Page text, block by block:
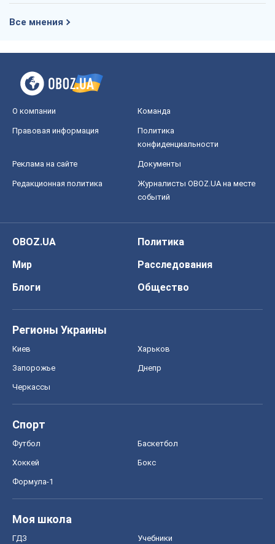
Все мнения
О компании Команда
Правовая информация
Политика
конфиденциальности
Реклама на сайте Документы
Редакционная политика
Журналисты OBOZ.UA на месте
событий
OBOZ.UA
Политика
Мир
Расследования
Блоги
Общество
Регионы Украины
Киев Харьков
Запорожье Днепр
Черкассы
Спорт
Футбол Баскетбол
Хоккей Бокс
Формула-1
Моя школа
ГДЗ Учебники